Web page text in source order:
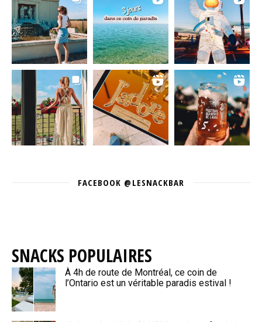
FACEBOOK @LESNACKBAR
SNACKS POPULAIRES
À 4h de route de Montréal, ce coin de
l’Ontario est un véritable paradis estival !